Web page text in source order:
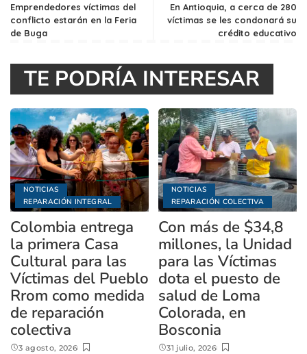
Emprendedores víctimas del
conflicto estarán en la Feria
de Buga
En Antioquia, a cerca de 280
víctimas se les condonará su
crédito educativo
TE PODRÍA INTERESAR
NOTICIAS
REPARACIÓN INTEGRAL
Colombia entrega
la primera Casa
Cultural para las
Víctimas del Pueblo
Rrom como medida
de reparación
colectiva
3 agosto, 2026
NOTICIAS
REPARACIÓN COLECTIVA
Con más de $34,8
millones, la Unidad
para las Víctimas
dota el puesto de
salud de Loma
Colorada, en
Bosconia
31 julio, 2026